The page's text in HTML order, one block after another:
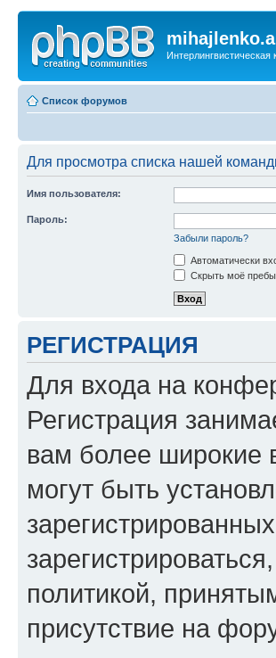
Список форумов
Для просмотра списка нашей
Имя пользователя:
Пароль:
Забыли пароль?
Автоматически
Скрыть моё
РЕГИСТРАЦИЯ
Для входа на
Регистрация
вам более широкие
могут быть
политикой,
присутствие на